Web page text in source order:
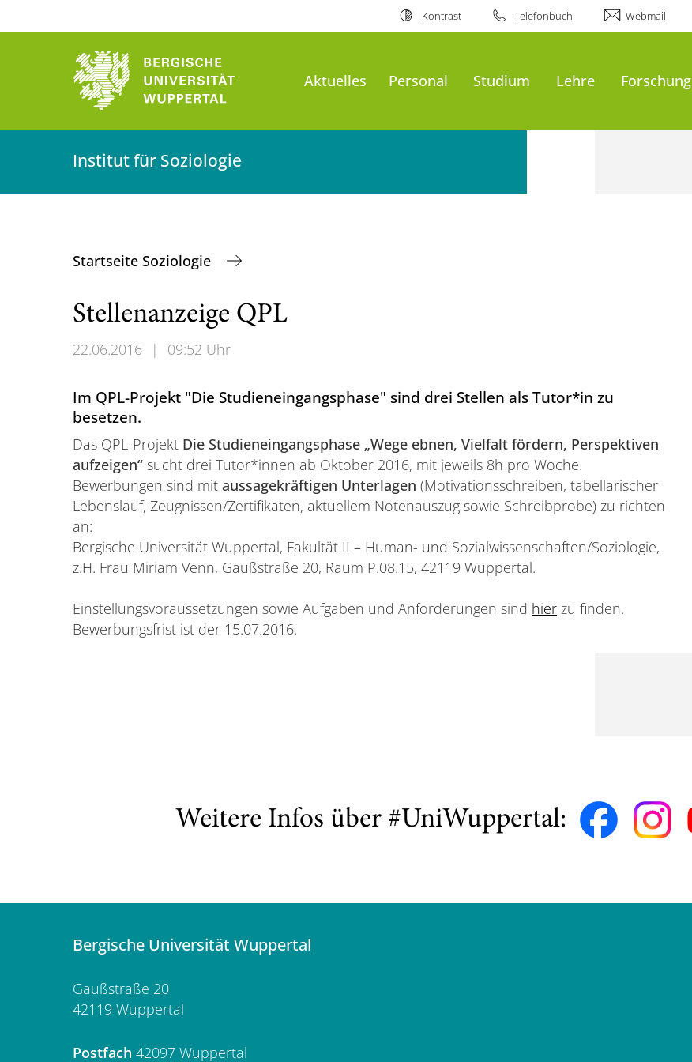
Kontrast Telefonbuch Webmail
Aktuelles Personal Studium Lehre Forschung
Institut für Soziologie
Startseite Soziologie
Stellenanzeige QPL
22.06.2016 | 09:52 Uhr
Im QPL-Projekt "Die Studieneingangsphase" sind drei Stellen als Tutor*in zu
besetzen.
Das QPL-Projekt Die Studieneingangsphase „Wege ebnen, Vielfalt fördern, Perspektiven
aufzeigen“ sucht drei Tutor*innen ab Oktober 2016, mit jeweils 8h pro Woche.
Bewerbungen sind mit aussagekräftigen Unterlagen (Motivationsschreiben, tabellarischer
Lebenslauf, Zeugnissen/Zertifikaten, aktuellem Notenauszug sowie Schreibprobe) zu richten
an:
Bergische Universität Wuppertal, Fakultät II – Human- und Sozialwissenschaften/Soziologie,
z.H. Frau Miriam Venn, Gaußstraße 20, Raum P.08.15, 42119 Wuppertal.
Einstellungsvoraussetzungen sowie Aufgaben und Anforderungen sind hier zu finden.
Bewerbungsfrist ist der 15.07.2016.
Weitere Infos über #UniWuppertal:
Bergische Universität Wuppertal
Gaußstraße 20
42119 Wuppertal
Postfach 42097 Wuppertal